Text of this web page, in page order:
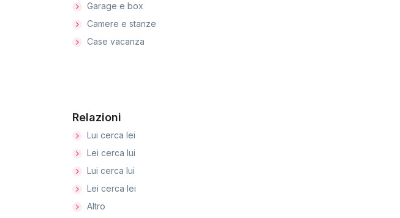
Garage e box
Camere e stanze
Case vacanza
Relazioni
Lui cerca lei
Lei cerca lui
Lui cerca lui
Lei cerca lei
Altro